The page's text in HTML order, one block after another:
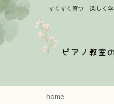
すくすく育つ 楽しく
home